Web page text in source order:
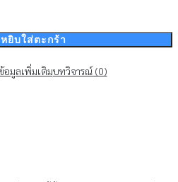
หยิบใส่ตะกร้า
อมูลเพิ่มเติมบทวิจารณ์ (0)